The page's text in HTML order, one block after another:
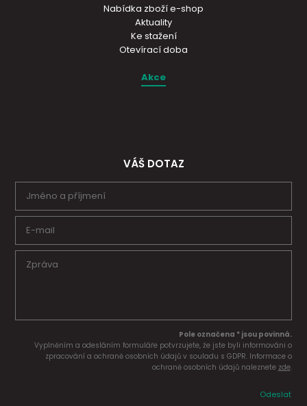
Nabídka zboží e-shop
Aktuality
Ke stažení
Otevírací doba
Akce
VÁŠ DOTAZ
Pole označena * jsou povinná.
Vyplněním a odesláním formuláře potvrzujete, že jste byli informováni o
zpracování a ochraně osobních údajů v souladu s GDPR. Informace o
ochraně osobních údajů naleznete zde.
Odeslat